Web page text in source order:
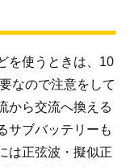
を使うときは、10
なので注意をして
から交流へ換える
サブバッテリーも
は正弦波・擬似正